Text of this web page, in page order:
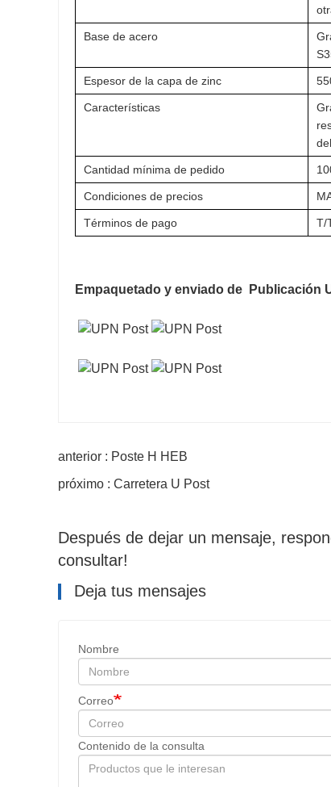
Base de acero
Espesor de la capa de zinc
Características
Cantidad mínima de pedido
Condiciones de precios
Términos de pago T/
Empaquetado y enviado de Publicación
anterior : Poste H HEB
próximo : Carretera U Post
Después de dejar un mensaje,
consultar!
Deja tus mensajes
Nombre
Correo
Contenido de la consulta